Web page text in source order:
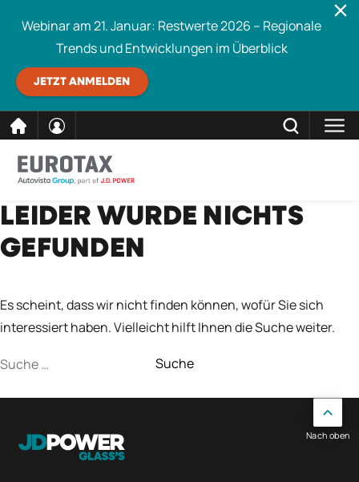
direkt
zum
Inhalt
Webinar am 21. Januar: Restwerte 2026 – Regionale
Trends und Entwicklungen im Überblick
JETZT ANMELDEN
Eurotax durchsuchen SCHLIESSEN
LEIDER WURDE NICHTS
GEFUNDEN
Es scheint, dass wir nicht finden können, wofür Sie sich
interessiert haben. Vielleicht hilft Ihnen die Suche weiter.
Suche
Nach oben